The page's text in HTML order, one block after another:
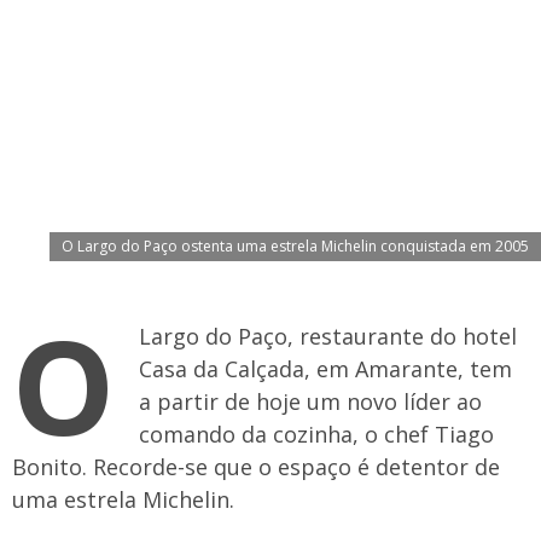
O Largo do Paço ostenta uma estrela Michelin conquistada em 2005
O
Largo do Paço, restaurante do hotel
Casa da Calçada, em Amarante, tem
a partir de hoje um novo líder ao
comando da cozinha, o chef Tiago
Bonito. Recorde-se que o espaço é detentor de
uma estrela Michelin.